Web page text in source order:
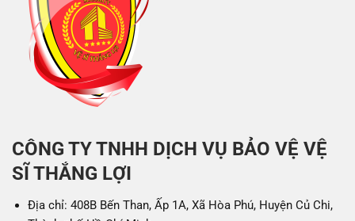
CÔNG TY TNHH DỊCH VỤ BẢO VỆ VỆ
SĨ THẮNG LỢI
Địa chỉ: 408B Bến Than, Ấp 1A, Xã Hòa Phú, Huyện Củ Chi,